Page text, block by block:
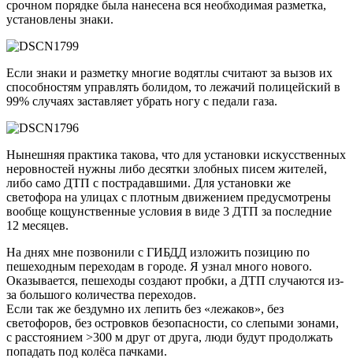
срочном порядке была нанесена вся необходимая разметка,
установлены знаки.
Если знаки и разметку многие водятлы считают за вызов их
способностям управлять болидом, то лежачий полицейский в
99% случаях заставляет убрать ногу с педали газа.
Нынешняя практика такова, что для установки искусственных
неровностей нужны либо десятки злобных писем жителей,
либо само ДТП с пострадавшими. Для установки же
светофора на улицах с плотным движением предусмотрены
вообще кощунственные условия в виде 3 ДТП за последние
12 месяцев.
На днях мне позвонили с ГИБДД изложить позицию по
пешеходным переходам в городе. Я узнал много нового.
Оказывается, пешеходы создают пробки, а ДТП случаются из-
за большого количества переходов.
Если так же бездумно их лепить без «лежаков», без
светофоров, без островков безопасности, со слепыми зонами,
с расстоянием >300 м друг от друга, люди будут продолжать
попадать под колёса пачками.